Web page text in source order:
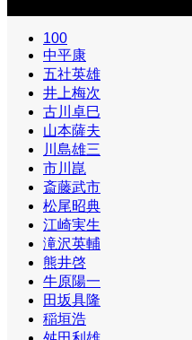
100
中平康
五社英雄
井上梅次
古川卓巳
山本薩夫
川島雄三
市川崑
斎藤武市
松尾昭典
江崎実生
滝沢英輔
熊井啓
牛原陽一
田坂具隆
稲垣浩